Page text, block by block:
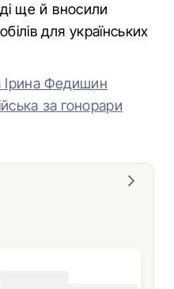
ще й вносили
для українських
Ірина Федишин
за гонорари